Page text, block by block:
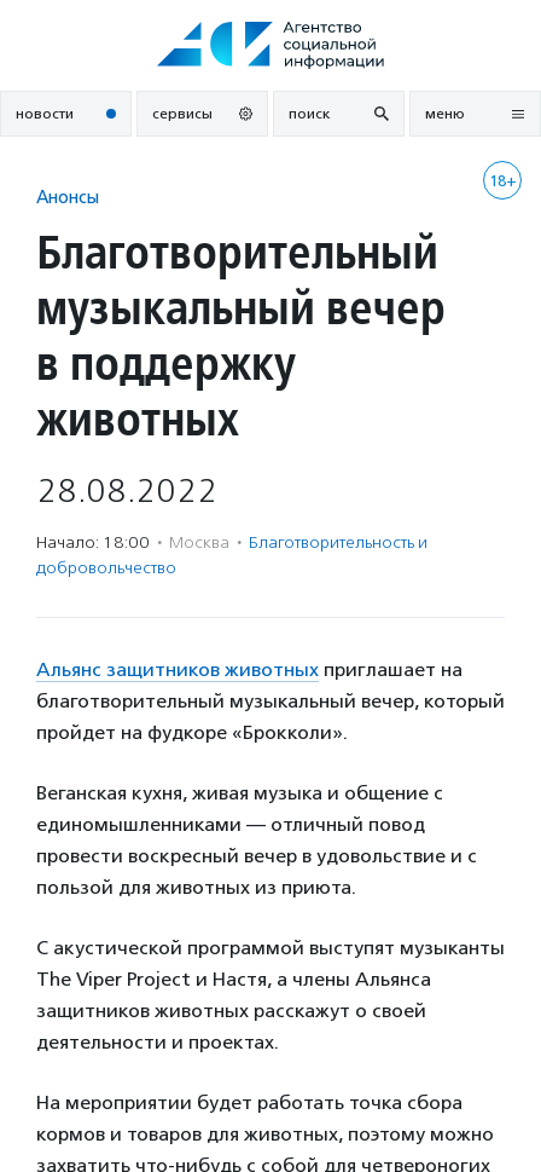
новости сервисы поиск меню
18+
Анонсы
Благотворительный
музыкальный вечер
в поддержку
животных
28.08.2022
Начало: 18:00 · Москва · Благотвори­тель­ность и
доброволь­чест­во
Альянс защитников животных приглашает на
благотворительный музыкальный вечер, который
пройдет на фудкоре «Брокколи».
Веганская кухня, живая музыка и общение с
единомышленниками — отличный повод
провести воскресный вечер в удовольствие и с
пользой для животных из приюта.
С акустической программой выступят музыканты
The Viper Project и Настя, а члены Альянса
защитников животных расскажут о своей
деятельности и проектах.
На мероприятии будет работать точка сбора
кормов и товаров для животных, поэтому можно
захватить что-нибудь с собой для четвероногих